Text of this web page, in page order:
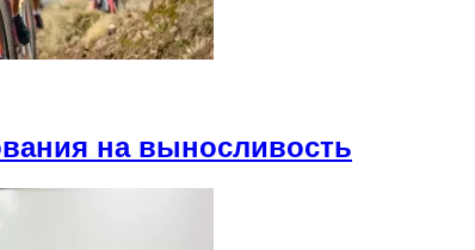
на выносливость